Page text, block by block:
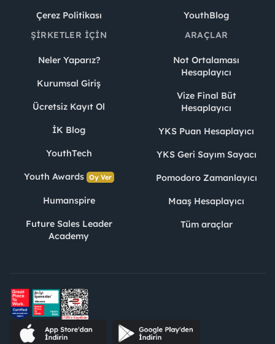
Çerez Politikası
YouthBlog
ŞIRKETLER İÇIN
Neler Yaparız?
Kurumsal Giriş
Ücretsiz Kayıt Ol
İK Blog
YouthTech
Youth Awards Oy Ver
Humanspire
Future Sales Leader
Academy
ARAÇLAR
Not Ortalaması
Hesaplayıcı
Vize Final Büt
Hesaplayıcı
YKS Puan Hesaplayıcı
YKS Geri Sayım Sayacı
Pomodoro Zamanlayıcı
Maaş Hesaplayıcı
Tüm araçlar